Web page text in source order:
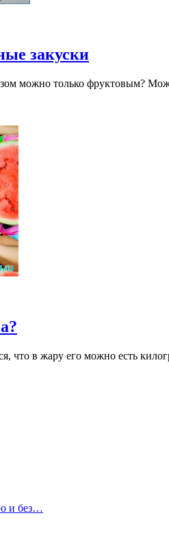
закуски
можно только фруктовым?
что в жару его можно есть
и без…